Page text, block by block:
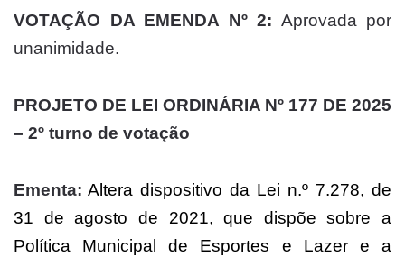
VOTAÇÃO DA EMENDA Nº 2: Aprovada por
unanimidade.
PROJETO DE LEI ORDINÁRIA Nº 177 DE 2025
– 2º turno de votação
Ementa: Altera dispositivo da Lei n.º 7.278, de
31 de agosto de 2021, que dispõe sobre a
Política Municipal de Esportes e Lazer e a